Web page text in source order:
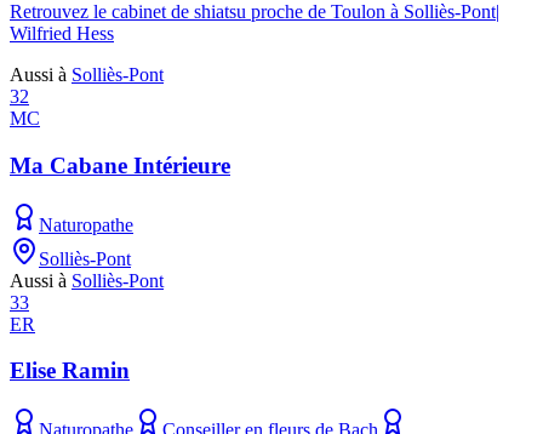
Retrouvez le cabinet de shiatsu proche de Toulon à Solliès-Pont|
Wilfried Hess
Aussi à Solliès-Pont
32
MC
Ma Cabane Intérieure
Naturopathe
Solliès-Pont
Aussi à Solliès-Pont
33
ER
Elise Ramin
Naturopathe Conseiller en fleurs de Bach